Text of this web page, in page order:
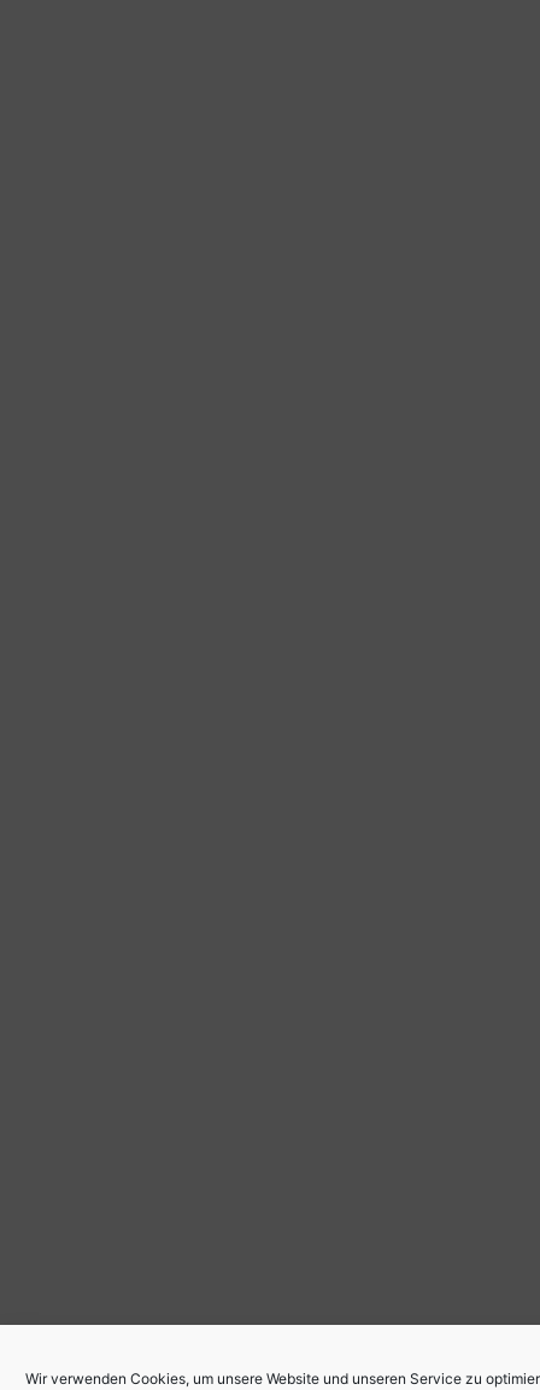
Wir verwenden Cookies, um unsere Website und unseren Service zu